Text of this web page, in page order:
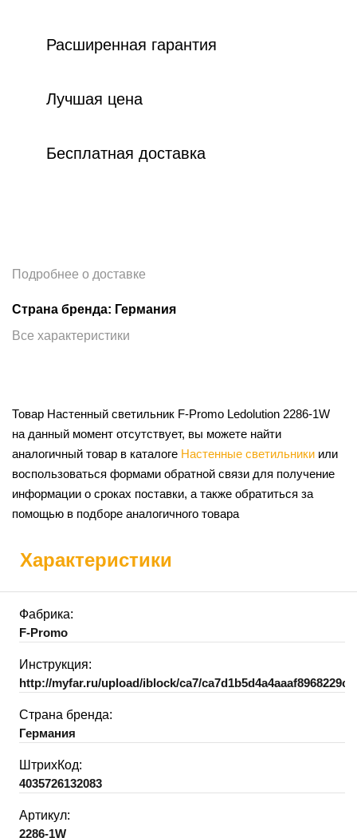
Расширенная гарантия
Лучшая цена
Бесплатная доставка
Подробнее о доставке
Страна бренда: Германия
Все характеристики
Товар Настенный светильник F-Promo Ledolution 2286-1W
на данный момент отсутствует, вы можете найти
аналогичный товар в каталоге Настенные светильники или
воспользоваться формами обратной связи для получение
информации о сроках поставки, а также обратиться за
помощью в подборе аналогичного товара
Характеристики
Фабрика:
F-Promo
Инструкция:
http://myfar.ru/upload/iblock/ca7/
Страна бренда:
Германия
ШтрихКод:
4035726132083
Артикул:
2286-1W